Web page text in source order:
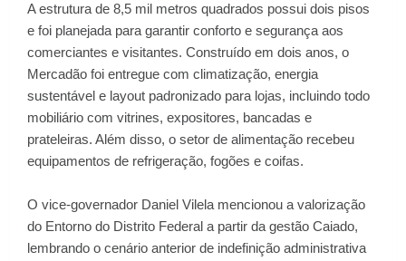
A estrutura de 8,5 mil metros quadrados possui dois pisos
e foi planejada para garantir conforto e segurança aos
comerciantes e visitantes. Construído em dois anos, o
Mercadão foi entregue com climatização, energia
sustentável e layout padronizado para lojas, incluindo todo
mobiliário com vitrines, expositores, bancadas e
prateleiras. Além disso, o setor de alimentação recebeu
equipamentos de refrigeração, fogões e coifas.
O vice-governador Daniel Vilela mencionou a valorização
do Entorno do Distrito Federal a partir da gestão Caiado,
lembrando o cenário anterior de indefinição administrativa